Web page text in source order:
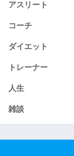
アスリート
コーチ
ダイエット
トレーナー
人生
雑談